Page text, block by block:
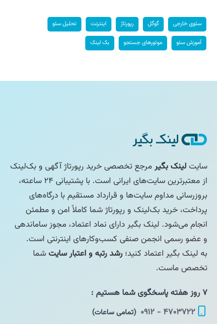
سئوی خارجی گوگل رپورتاژ اینترنت تحلیل سئو
آموزش سئو موتورهای جستجو بک لینک
سایتلینک بگیرمرجع تخصصی خرید رپورتاژ آگهی و بک‌لینک
از معتبرترین سایت‌های ایرانی است. با پشتیبانی ۲۴ ساعته،
بروزرسانی مداوم سایت‌ها و قرارداد مستقیم با درگاه‌های
پرداخت، خرید بک‌لینک و رپورتاژ شما کاملاً امن و مطمئن
انجام می‌شود. لینک بگیر دارای نماد اعتماد، مجوز ساماندهی
و عضو رسمی انجمن صنفی کسب‌وکارهای اینترنتی است.
به لینک بگیر اعتماد کنید؛ رشد رتبه و اعتبار سایتشما
تخصص ماست.
۷ روز هفته پاسخگوی شما هستیم :
۴۷۰۳۷۲۲ - ۰۹۱۲
(تمامی ساعات)